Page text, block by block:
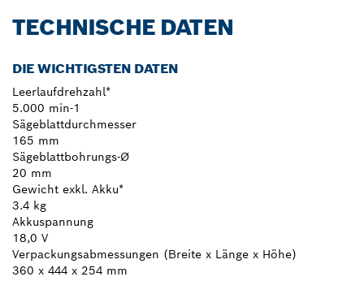
TECHNISCHE DATEN
DIE WICHTIGSTEN DATEN
Leerlaufdrehzahl*
5.000 min-1
Sägeblattdurchmesser
165 mm
Sägeblattbohrungs-Ø
20 mm
Gewicht exkl. Akku*
3.4 kg
Akkuspannung
18,0 V
Verpackungsabmessungen (Breite x Länge x Höhe)
360 x 444 x 254 mm